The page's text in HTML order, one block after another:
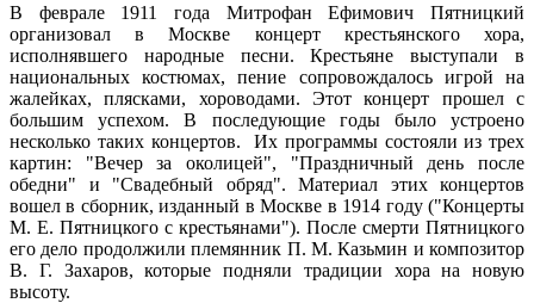
В феврале 1911 года Митрофан Ефимович Пятницкий
организовал в Москве концерт крестьянского хора,
исполнявшего народные песни. Крестьяне выступали в
национальных костюмах, пение сопровождалось игрой на
жалейках, плясками, хороводами. Этот концерт прошел с
большим успехом. В последующие годы было устроено
несколько таких концертов. Их программы состояли из трех
картин: "Вечер за околицей", "Праздничный день после
обедни" и "Свадебный обряд". Материал этих концертов
вошел в сборник, изданный в Москве в 1914 году ("Концерты
М. Е. Пятницкого с крестьянами"). После смерти Пятницкого
его дело продолжили племянник П. М. Казьмин и композитор
В. Г. Захаров, которые подняли традиции хора на новую
высоту.